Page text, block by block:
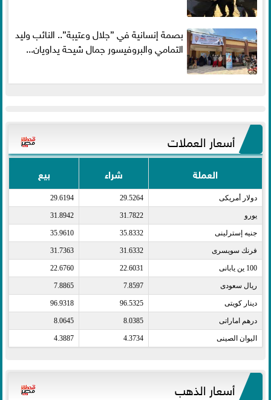
بصمة إنسانية في ”جلال وعتيبة”.. النائب وليد
التمامي والبروفيسور جمال شيحة يداويان...
أسعار العملات
العملة شراء بيع
دولار أمريكى​ 29.5264
29.6194
يورو​ 31.7822
31.8942
جنيه إسترلينى​ 35.8332
35.9610
فرنك سويسرى​ 31.6332
31.7363
100 ين يابانى​ 22.6031
22.6760
ريال سعودى​ 7.8597
7.8865
دينار كويتى​ 96.5325
96.9318
درهم اماراتى​ 8.0385
8.0645
اليوان الصينى​ 4.3734
4.3887
أسعار الذهب